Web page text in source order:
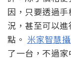
因，只要透過
況，甚至可以
點。 米家智慧
了一台，不過